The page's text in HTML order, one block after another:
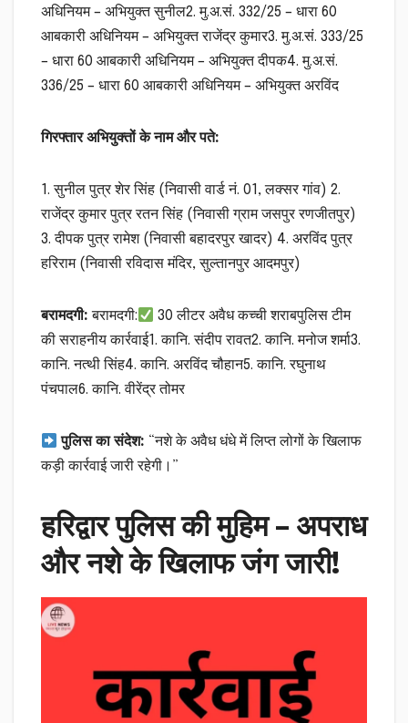
अधिनियम – अभियुक्त सुनील2. मु.अ.सं. 332/25 – धारा 60
आबकारी अधिनियम – अभियुक्त राजेंद्र कुमार3. मु.अ.सं. 333/25
– धारा 60 आबकारी अधिनियम – अभियुक्त दीपक4. मु.अ.सं.
336/25 – धारा 60 आबकारी अधिनियम – अभियुक्त अरविंद
गिरफ्तार अभियुक्तों के नाम और पते:
1. सुनील पुत्र शेर सिंह (निवासी वार्ड नं. 01, लक्सर गांव) 2.
राजेंद्र कुमार पुत्र रतन सिंह (निवासी ग्राम जसपुर रणजीतपुर)
3. दीपक पुत्र रामेश (निवासी बहादरपुर खादर) 4. अरविंद पुत्र
हरिराम (निवासी रविदास मंदिर, सुल्तानपुर आदमपुर)
बरामदगी: बरामदगी:
30 लीटर अवैध कच्ची शराबपुलिस टीम
की सराहनीय कार्रवाई1. कानि. संदीप रावत2. कानि. मनोज शर्मा3.
कानि. नत्थी सिंह4. कानि. अरविंद चौहान5. कानि. रघुनाथ
पंचपाल6. कानि. वीरेंद्र तोमर
पुलिस का संदेश: “नशे के अवैध धंधे में लिप्त लोगों के खिलाफ
कड़ी कार्रवाई जारी रहेगी।”
हरिद्वार पुलिस की मुहिम – अपराध
और नशे के खिलाफ जंग जारी!